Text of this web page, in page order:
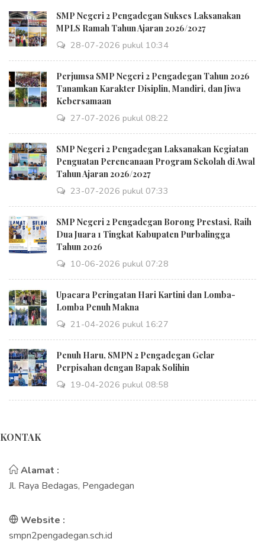
SMP Negeri 2 Pengadegan Sukses Laksanakan
MPLS Ramah Tahun Ajaran 2026/2027
28-07-2026 pukul 10:34
Perjumsa SMP Negeri 2 Pengadegan Tahun 2026
Tanamkan Karakter Disiplin, Mandiri, dan Jiwa
Kebersamaan
27-07-2026 pukul 08:22
SMP Negeri 2 Pengadegan Laksanakan Kegiatan
Penguatan Perencanaan Program Sekolah di Awal
Tahun Ajaran 2026/2027
23-07-2026 pukul 07:33
SMP Negeri 2 Pengadegan Borong Prestasi, Raih
Dua Juara 1 Tingkat Kabupaten Purbalingga
Tahun 2026
10-06-2026 pukul 07:28
Upacara Peringatan Hari Kartini dan Lomba-
Lomba Penuh Makna
21-04-2026 pukul 16:27
Penuh Haru, SMPN 2 Pengadegan Gelar
Perpisahan dengan Bapak Solihin
19-04-2026 pukul 08:58
KONTAK
Alamat :
Jl. Raya Bedagas, Pengadegan
Website :
smpn2pengadegan.sch.id